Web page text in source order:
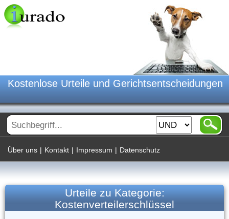
Kostenlose Urteile und Gerichtsentscheidungen
Über uns | Kontakt | Impressum | Datenschutz
Urteile zu Kategorie:
Kostenverteilerschlüssel